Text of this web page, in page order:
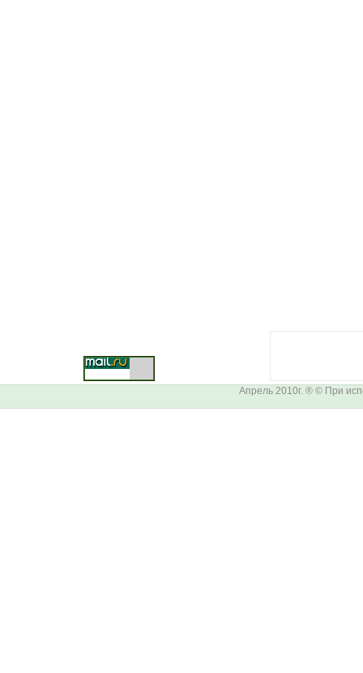
Апрель 2010г. ® © При